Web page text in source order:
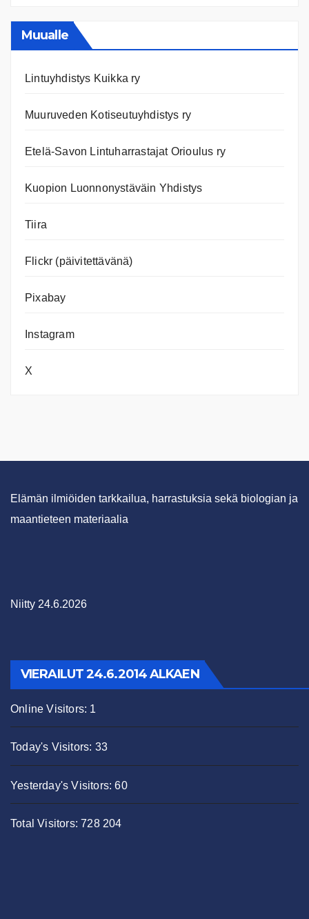
Muualle
Lintuyhdistys Kuikka ry
Muuruveden Kotiseutuyhdistys ry
Etelä-Savon Lintuharrastajat Orioulus ry
Kuopion Luonnonystäväin Yhdistys
Tiira
Flickr (päivitettävänä)
Pixabay
Instagram
X
Elämän ilmiöiden tarkkailua, harrastuksia sekä biologian ja
maantieteen materiaalia
Niitty 24.6.2026
VIERAILUT 24.6.2014 ALKAEN
Online Visitors: 1
Today's Visitors: 33
Yesterday's Visitors:60
Total Visitors:728 204